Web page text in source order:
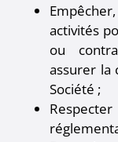
activités
ou
assurer la
Société ;